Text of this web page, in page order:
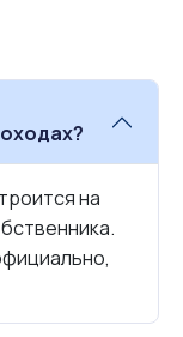
на